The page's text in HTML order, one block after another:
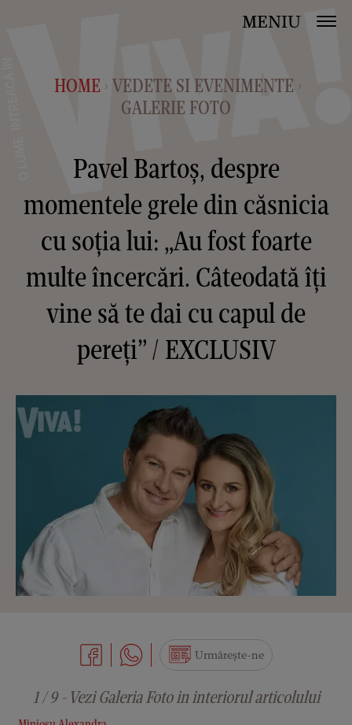
MENIU
HOME > VEDETE SI EVENIMENTE >
GALERIE FOTO
Pavel Bartoș, despre
momentele grele din căsnicia
cu soția lui: „Au fost foarte
multe încercări. Câteodată îți
vine să te dai cu capul de
pereți” / EXCLUSIV
Urmărește-ne
1 / 9 - Vezi Galeria Foto in interiorul articolului